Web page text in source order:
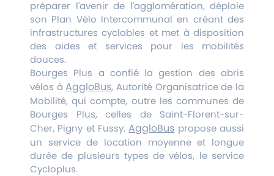
préparer l'avenir de l'agglomération, déploie
son Plan Vélo Intercommunal en créant des
infrastructures cyclables et met à disposition
des aides et services pour les mobilités
douces.
Bourges Plus a confié la gestion des abris
vélos àAggloBus, Autorité Organisatrice de la
Mobilité, qui compte, outre les communes de
Bourges Plus, celles de Saint-Florent-sur-
Cher, Pigny et Fussy.AggloBus propose aussi
un service de location moyenne et longue
durée de plusieurs types de vélos, le service
Cycloplus.